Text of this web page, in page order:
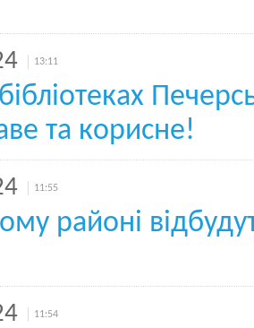
13:11
та корисне!
11:55
районі
11:54